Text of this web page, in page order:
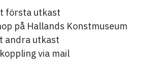
första utkast
på Hallands Konstmuseum
andra utkast
via mail